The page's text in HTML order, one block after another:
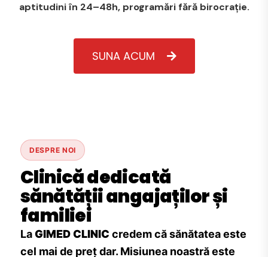
aptitudini în 24–48h, programări fără birocrație.
SUNA ACUM
DESPRE NOI
Clinică dedicată
sănătății angajaților și
familiei
LaGIMED CLINIC credem că sănătatea este
cel mai de preț dar. Misiunea noastră este